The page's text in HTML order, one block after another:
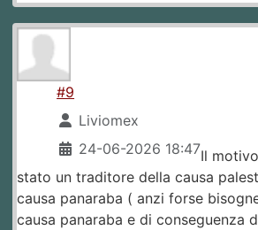
#9
Liviomex
24-06-2026 18:47Il
stato un traditore della causa
causa panaraba ( anzi forse
causa panaraba e di conseguenza